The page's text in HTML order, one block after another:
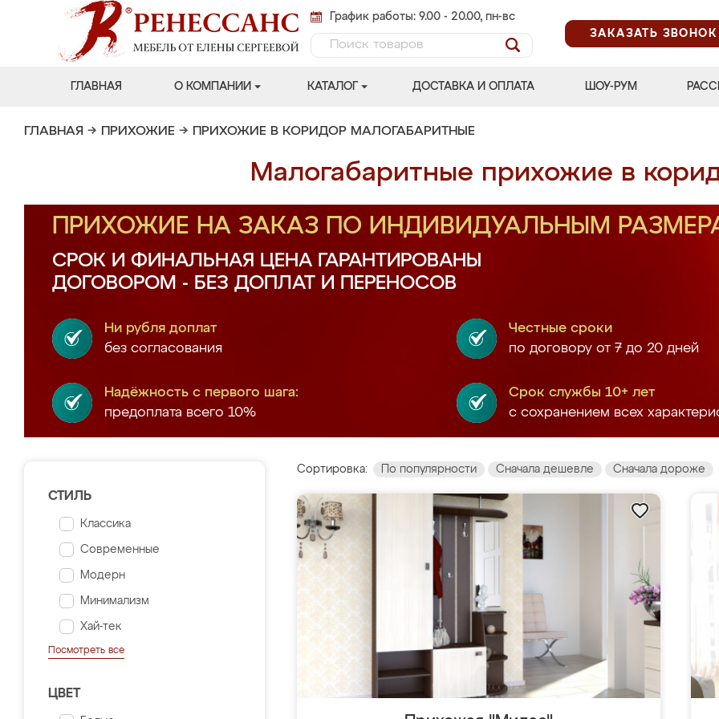
График работы: 9.00 - 20.00, пн-вс
ЗАКАЗАТЬ ЗВОНОК
ГЛАВНАЯ О КОМПАНИИ КАТАЛОГ ДОСТАВКА И ОПЛАТА ШОУ-РУМ
ГЛАВНАЯ → ПРИХОЖИЕ → ПРИХОЖИЕ В КОРИДОР МАЛОГАБАРИТНЫЕ
Малогабаритные прихожие в
ПРИХОЖИЕ НА ЗАКАЗ ПО ИНДИВИДУАЛЬНЫМ
СРОК И ФИНАЛЬНАЯ ЦЕНА ГАРАНТИРОВАНЫ
ДОГОВОРОМ - БЕЗ ДОПЛАТ И ПЕРЕНОСОВ
Ни рубля доплат
без согласования
Честные сроки
по договору от 7 до 20 дней
Надёжность с первого шага:
предоплата всего 10%
Срок службы 10+ лет
с сохранением всех
СТИЛЬ
Классика
Современные
Модерн
Минимализм
Хай-тек
Посмотреть все
ЦВЕТ
Сортировка: По популярности Сначала дешевле Сначала дороже